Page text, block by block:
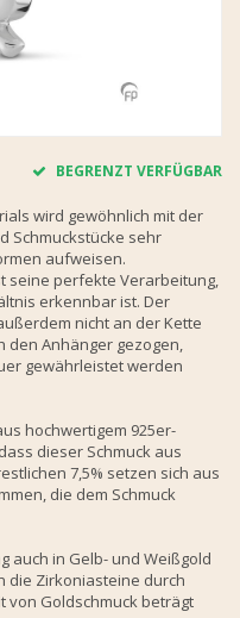
BEGRENZT VERFÜGBAR
wird gewöhnlich mit der
Schmuckstücke sehr
aufweisen.
seine perfekte Verarbeitung,
erkennbar ist. Der
nicht an der Kette
den Anhänger gezogen,
gewährleistet werden
hochwertigem 925er-
dieser Schmuck aus
7,5% setzen sich aus
die dem Schmuck
auch in Gelb- und Weißgold
die Zirkoniasteine durch
von Goldschmuck beträgt